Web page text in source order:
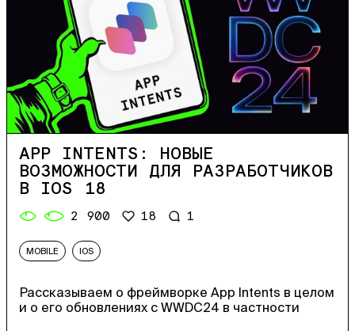
APP INTENTS: НОВЫЕ
ВОЗМОЖНОСТИ ДЛЯ РАЗРАБОТЧИКОВ
В IOS 18
2 900 18 1
MOBILE IOS
Рассказываем о фреймворке App Intents в целом
и о его обновлениях с WWDC24 в частности